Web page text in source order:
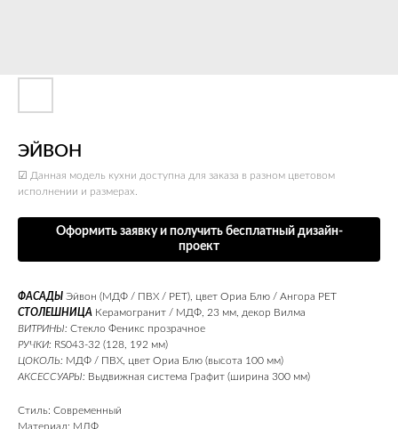
ЭЙВОН
☑ Данная модель кухни доступна для заказа в разном цветовом
исполнении и размерах.
Оформить заявку и получить бесплатный дизайн-
проект
ФАСАДЫ Эйвон (МДФ / ПВХ / PET), цвет Ориа Блю / Ангора PET
СТОЛЕШНИЦА Керамогранит / МДФ, 23 мм, декор Вилма
ВИТРИНЫ: Стекло Феникс прозрачное
РУЧКИ: RS043-32 (128, 192 мм)
ЦОКОЛЬ: МДФ / ПВХ, цвет Ориа Блю (высота 100 мм)
АКСЕССУАРЫ: Выдвижная система Графит (ширина 300 мм)
Стиль: Современный
Материал: МДФ